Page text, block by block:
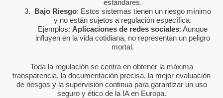
estándares.
Bajo Riesgo: Estos sistemas tienen un riesgo mínimo
y no están sujetos a regulación específica.
Ejemplos: Aplicaciones de redes sociales: Aunque
influyen en la vida cotidiana, no representan un peligro
mortal.
Toda la regulación se centra en obtener la máxima
transparencia, la documentación precisa, la mejor evaluación
de riesgos y la supervisión continua para garantizar un uso
seguro y ético de la IA en Europa.